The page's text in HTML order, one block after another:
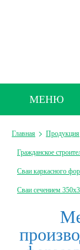
МЕНЮ
Главная Продукция
Гражданское
Сваи каркасного
Сваи сечением